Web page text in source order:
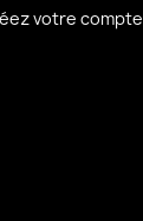
votre compte